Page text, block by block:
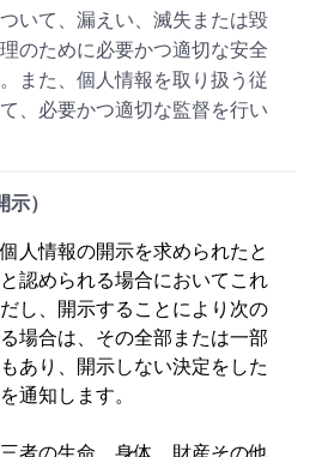
いて、漏えい、滅失または毀
のために必要かつ適切な安全
また、個人情報を取り扱う従
、必要かつ適切な監督を行い
）
人情報の開示を求められたと
認められる場合においてこれ
し、開示することにより次の
場合は、その全部または一部
あり、開示しない決定をした
通知します。
者の生命、身体、財産その他